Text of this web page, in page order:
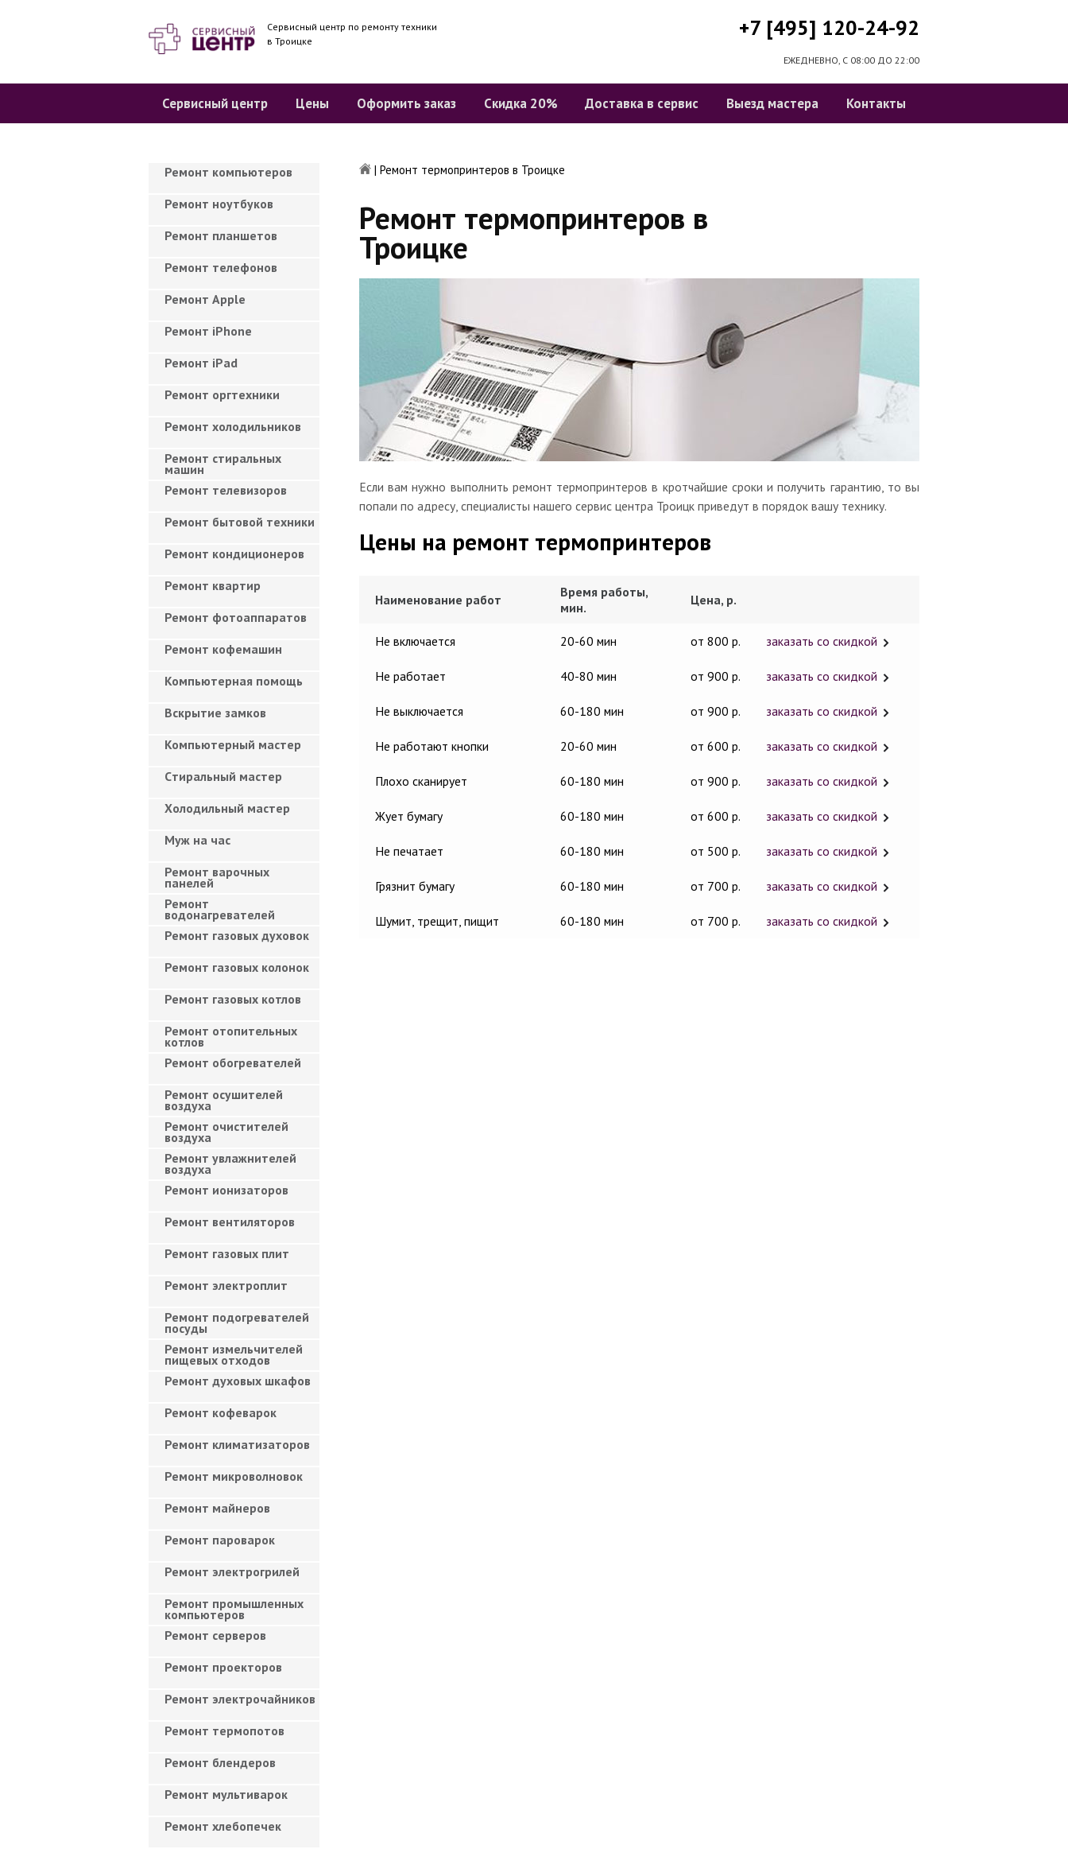
Сервисный центр по ремонту техники
в Троицке
+7 [495] 120-24-92
ЕЖЕДНЕВНО, С 08:00 ДО 22:00
Сервисный центр Цены Оформить заказ Скидка 20% Доставка в сервис Выезд мастера Контакты
| Ремонт термопринтеров в Троицке
Ремонт термопринтеров в
Троицке
Если вам нужно выполнить ремонт термопринтеров в кротчайшие сроки и получить гарантию, то вы
попали по адресу, специалисты нашего сервис центра Троицк приведут в порядок вашу технику.
Цены на ремонт термопринтеров
Наименование работ
Время работы,
мин.
Цена, р.
Не включается 20-60 мин от 800 р. заказать со скидкой
Не работает 40-80 мин от 900 р. заказать со скидкой
Не выключается 60-180 мин от 900 р. заказать со скидкой
Не работают кнопки 20-60 мин от 600 р. заказать со скидкой
Плохо сканирует 60-180 мин от 900 р. заказать со скидкой
Жует бумагу 60-180 мин от 600 р. заказать со скидкой
Не печатает 60-180 мин от 500 р. заказать со скидкой
Грязнит бумагу 60-180 мин от 700 р. заказать со скидкой
Шумит, трещит, пищит 60-180 мин от 700 р. заказать со скидкой
Ремонт компьютеров
Ремонт ноутбуков
Ремонт планшетов
Ремонт телефонов
Ремонт Apple
Ремонт iPhone
Ремонт iPad
Ремонт оргтехники
Ремонт холодильников
Ремонт стиральных
машин
Ремонт телевизоров
Ремонт бытовой техники
Ремонт кондиционеров
Ремонт квартир
Ремонт фотоаппаратов
Ремонт кофемашин
Компьютерная помощь
Вскрытие замков
Компьютерный мастер
Cтиральный мастер
Холодильный мастер
Муж на час
Ремонт варочных
панелей
Ремонт
водонагревателей
Ремонт газовых духовок
Ремонт газовых колонок
Ремонт газовых котлов
Ремонт отопительных
котлов
Ремонт обогревателей
Ремонт осушителей
воздуха
Ремонт очистителей
воздуха
Ремонт увлажнителей
воздуха
Ремонт ионизаторов
Ремонт вентиляторов
Ремонт газовых плит
Ремонт электроплит
Ремонт подогревателей
посуды
Ремонт измельчителей
пищевых отходов
Ремонт духовых шкафов
Ремонт кофеварок
Ремонт климатизаторов
Ремонт микроволновок
Ремонт майнеров
Ремонт пароварок
Ремонт электрогрилей
Ремонт промышленных
компьютеров
Ремонт серверов
Ремонт проекторов
Ремонт электрочайников
Ремонт термопотов
Ремонт блендеров
Ремонт мультиварок
Ремонт хлебопечек